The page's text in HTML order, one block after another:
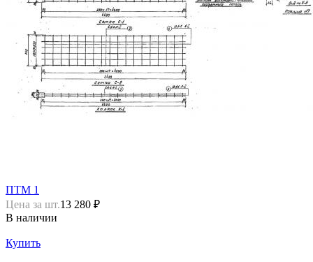
ПТМ 1
Цена за шт.13 280 ₽
В наличии
Купить